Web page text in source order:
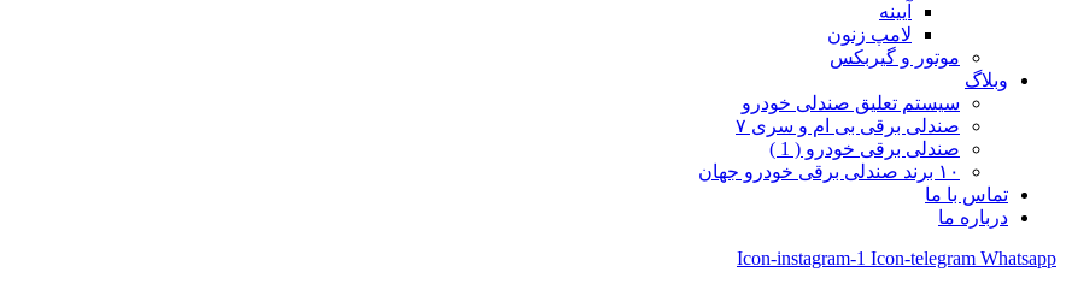
آیینه
لامپ زنون
موتور و گیربکس
وبلاگ
سیستم تعلیق صندلی خودرو
صندلی برقی بی ام و سری ۷
صندلی برقی خودرو ( 1 )
۱۰ برند صندلی برقی خودرو جهان
تماس با ما
درباره ما
Icon-instagram-1 Icon-telegram Whatsapp